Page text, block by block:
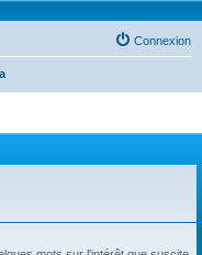
Connexion